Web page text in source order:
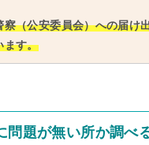
察（公安委員会）への届け
ます。
問題が無い所か調べ